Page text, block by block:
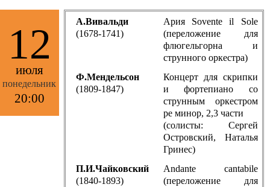
12
июля
понедельник
20:00
А.Вивальди
(1678-1741)
Ария Sovente il Sole
(переложение для
флюгельгорна и
струнного оркестра)
Ф.Мендельсон
(1809-1847)
Концерт для скрипки
и фортепиано со
струнным оркестром
ре минор, 2,3 части
(солисты: Сергей
Островский, Наталья
Гринес)
П.И.Чайковский
(1840-1893)
Andante cantabile
(переложение для